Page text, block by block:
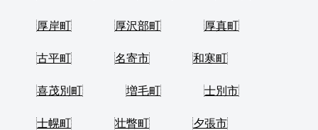
厚岸町 厚沢部町 厚真町
古平町 名寄市 和寒町
喜茂別町 増毛町 士別市
士幌町 壮瞥町 夕張市